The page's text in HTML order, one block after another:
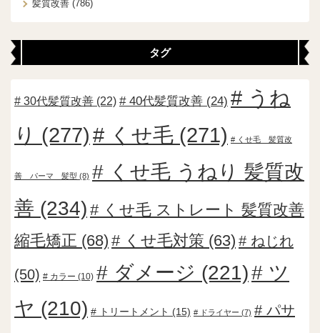
髪質改善 (786)
タグ
30代髪質改善 (22) 40代髪質改善 (24)
うね
り (277) くせ毛 (271) くせ毛 髪質改
善 パーマ 髪型 (8)
くせ毛 うねり 髪質改
善 (234)
くせ毛 ストレート 髪質改善
縮毛矯正 (68) くせ毛対策 (63) ねじれ
(50) カラー (10) ダメージ (221)
ツ
ヤ (210) トリートメント (15) ドライヤー (7) パサ